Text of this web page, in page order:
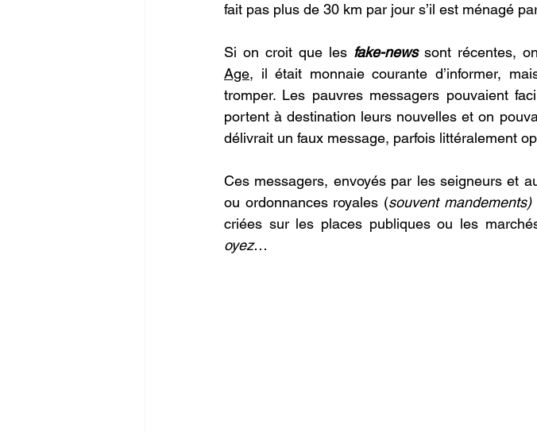
fait pas plus de 30 km par jour s’il est ménagé
Si on croit que les fake-news sont récentes,
Age, il était monnaie courante d’informer,
tromper. Les pauvres messagers pouvaient
portent à destination leurs nouvelles et on
délivrait un faux message, parfois littéralement
Ces messagers, envoyés par les seigneurs et
ou ordonnances royales (souvent mandements)
criées sur les places publiques ou les
oyez…